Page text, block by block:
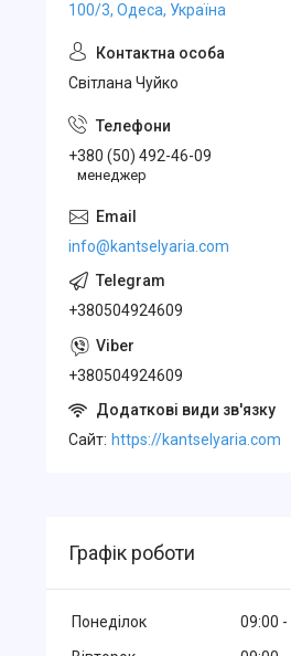
100/3, Одеса, Україна
Свiтлана Чуйко
+380 (50) 492-46-09
менеджер
info@kantselyaria.com
+380504924609
+380504924609
Cайт https://kantselyaria.com
Графік роботи
Понеділок 09:00